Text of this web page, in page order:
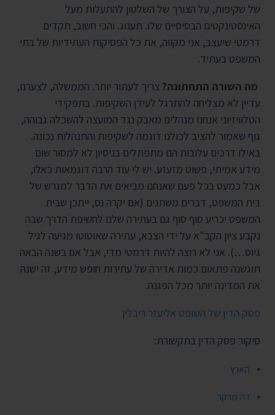
של שקיפות, על הצורך של השלטון להתעלות מעל
האינסטינקטים הבסיסיים שלו. תענוג. והכי חשוב, תקדים
דרמטי שיעצב, אני מקווה, את כל הפסיקות העתידיות של בתי
המשפט בעתיד.
מה השורה התחתונה? צריך לעתור יותר. הממשלה, לצערנו,
עדיין לא מצליחה להתרגל לעידן השקיפות. בתפקידי
הטלוויזיוני אנחנו מנהלים מאבק נגד המועצה להשכלה גבוהה,
גוף שאמור להציב לכולנו דוגמה לשקיפות והתנהלות נכונה.
באילו דרכים עלובות הם מתפתלים בניסיון לא למסור שום
מידע אמיתי, פשוט מזעזע. יש לי עוד הרבה דוגמאות כאלו,
אבל כמעט בכל פעם שאנחנו מביאים את הדבר למגרש של
בית המשפט, דברים משתנים (אם יקרה נס, ייתכן שבית
המשפט יכריע סוף סוף גם בעתירה שלנו לחשיפת הדרך שבה
נקבע ציון הקב"א על ידי הצבא, עתירה שאוטוטו מגיעה לגיל
גיוס…). אני לא רוצה להיות דרמטי מדי, אבל אם בשנה הבאה
תוגשנה פתאום כמות אדירה של עתירות חופש מידע, זה ישנה
את המדינה יותר מכל הפגנה.
פסק הדין של השופט אליעזר ריבלין
סיקור פסק הדין בתקשורת:
הארץ
דה מרקר